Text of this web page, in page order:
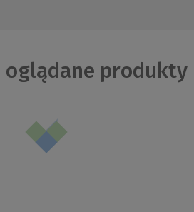
produkty